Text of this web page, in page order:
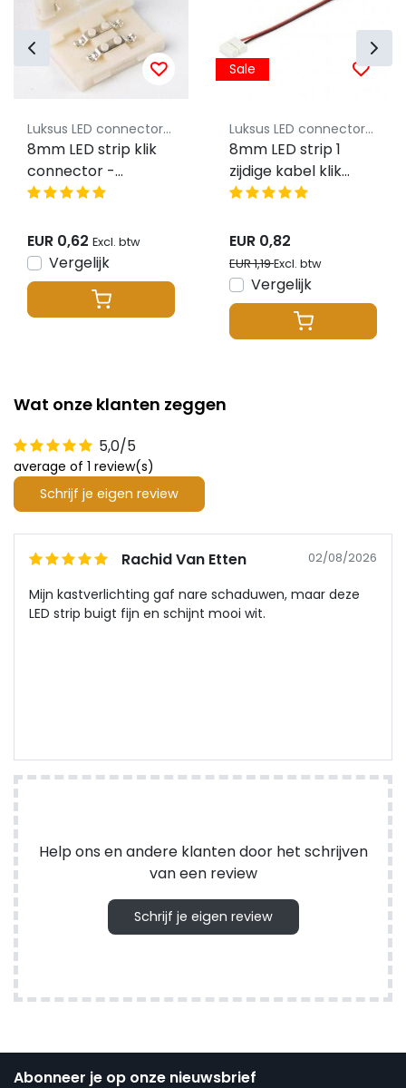
Luksus LED connectoren
8mm LED strip klik
connector -
koppelstuk -
EUR 0,62 Excl. btw
Vergelijk
Sale
Luksus LED connectoren
8mm LED strip 1
zijdige kabel klik
connector -
soldeervrij - ip20
EUR 0,82
EUR 1,19Excl. btw
Vergelijk
Wat onze klanten zeggen
5,0/5
average of 1 review(s)
Schrijf je eigen review
Rachid Van Etten 02/08/2026
Mijn kastverlichting gaf nare schaduwen, maar deze
LED strip buigt fijn en schijnt mooi wit.
Help ons en andere klanten door het schrijven
van een review
Schrijf je eigen review
Abonneer je op onze nieuwsbrief